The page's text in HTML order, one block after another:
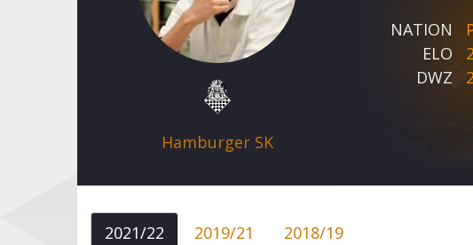
Hamburger SK
NATION
ELO
DWZ
2021/22 2019/21
2018/19